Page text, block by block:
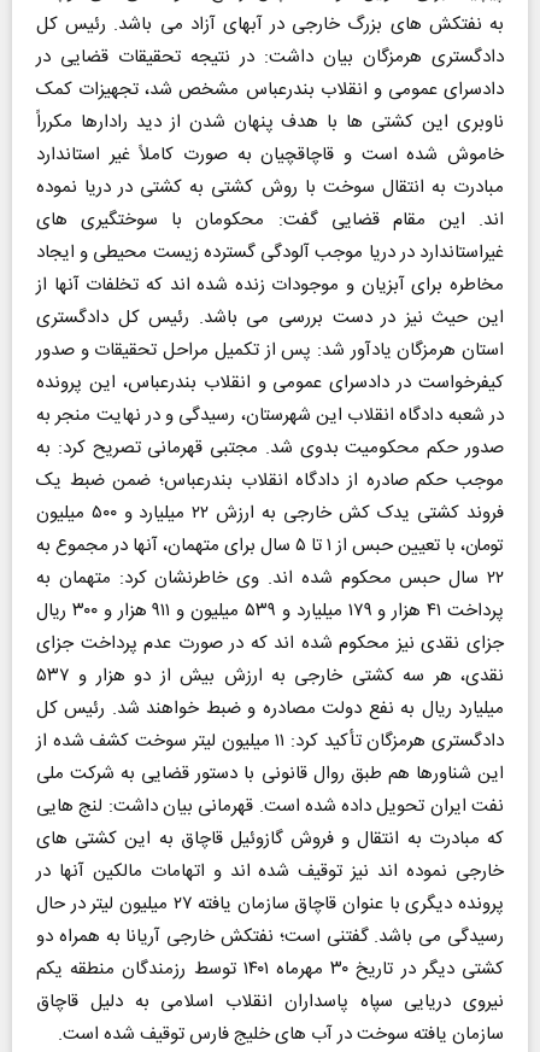
به نفتکش های بزرگ خارجی در آبهای آزاد می باشد. رئیس کل
دادگستری هرمزگان بیان داشت: در نتیجه تحقیقات قضایی در
دادسرای عمومی و انقلاب بندرعباس مشخص شد، تجهیزات کمک
ناوبری این کشتی ها با هدف پنهان شدن از دید رادارها مکرراً
خاموش شده است و قاچاقچیان به صورت کاملاً غیر استاندارد
مبادرت به انتقال سوخت با روش کشتی به کشتی در دریا نموده
اند. این مقام قضایی گفت: محکومان با سوختگیری های
غیراستاندارد در دریا موجب آلودگی گسترده زیست محیطی و ایجاد
مخاطره برای آبزیان و موجودات زنده شده اند که تخلفات آنها از
این حیث نیز در دست بررسی می باشد. رئیس کل دادگستری
استان هرمزگان یادآور شد: پس از تکمیل مراحل تحقیقات و صدور
کیفرخواست در دادسرای عمومی و انقلاب بندرعباس، این پرونده
در شعبه دادگاه انقلاب این شهرستان، رسیدگی و در نهایت منجر به
صدور حکم محکومیت بدوی شد. مجتبی قهرمانی تصریح کرد: به
موجب حکم صادره از دادگاه انقلاب بندرعباس؛ ضمن ضبط یک
فروند کشتی یدک کش خارجی به ارزش ۲۲ میلیارد و ۵۰۰ میلیون
تومان، با تعیین حبس از ۱ تا ۵ سال برای متهمان، آنها در مجموع به
۲۲ سال حبس محکوم شده اند. وی خاطرنشان کرد: متهمان به
پرداخت ۴۱ هزار و ۱۷۹ میلیارد و ۵۳۹ میلیون و ۹۱۱ هزار و ۳۰۰ ریال
جزای نقدی نیز محکوم شده اند که در صورت عدم پرداخت جزای
نقدی، هر سه کشتی خارجی به ارزش بیش از دو هزار و ۵۳۷
میلیارد ریال به نفع دولت مصادره و ضبط خواهند شد. رئیس کل
دادگستری هرمزگان تأکید کرد: ۱۱ میلیون لیتر سوخت کشف شده از
این شناورها هم طبق روال قانونی با دستور قضایی به شرکت ملی
نفت ایران تحویل داده شده است. قهرمانی بیان داشت: لنج هایی
که مبادرت به انتقال و فروش گازوئیل قاچاق به این کشتی های
خارجی نموده اند نیز توقیف شده اند و اتهامات مالکین آنها در
پرونده دیگری با عنوان قاچاق سازمان یافته ۲۷ میلیون لیتر در حال
رسیدگی می باشد. گفتنی است؛ نفتکش خارجی آریانا به همراه دو
کشتی دیگر در تاریخ ۳۰ مهرماه ۱۴۰۱ توسط رزمندگان منطقه یکم
نیروی دریایی سپاه پاسداران انقلاب اسلامی به دلیل قاچاق
سازمان یافته سوخت در آب های خلیج فارس توقیف شده است.